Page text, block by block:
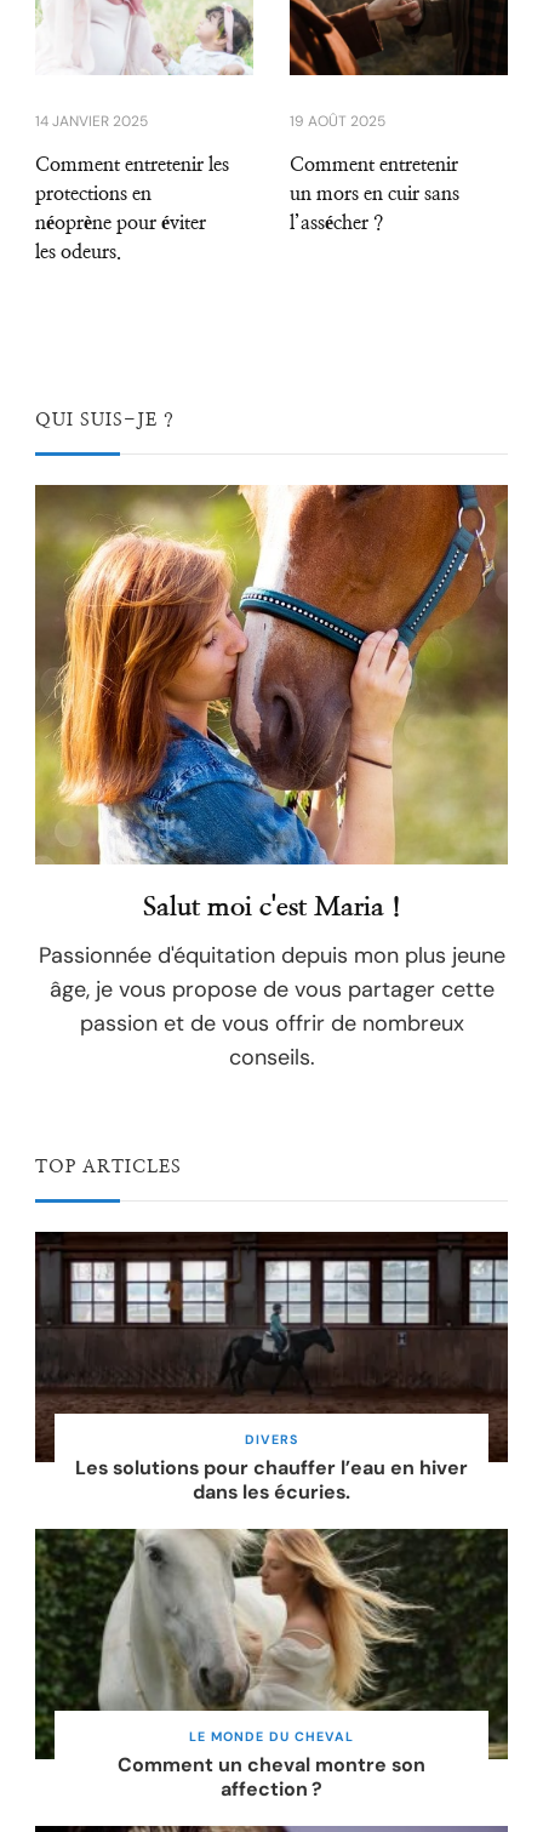
14 JANVIER 2025
Comment entretenir les
protections en
néoprène pour éviter
les odeurs.
19 AOÛT 2025
Comment entretenir
un mors en cuir sans
l’assécher ?
QUI SUIS-JE ?
Salut moi c'est Maria !
Passionnée d'équitation depuis mon plus jeune
âge, je vous propose de vous partager cette
passion et de vous offrir de nombreux
conseils.
TOP ARTICLES
DIVERS
Les solutions pour chauffer l’eau en hiver
dans les écuries.
LE MONDE DU CHEVAL
Comment un cheval montre son
affection ?